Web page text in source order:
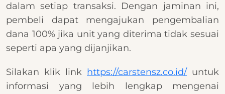
dalam setiap transaksi. Dengan jaminan ini,
pembeli dapat mengajukan pengembalian
dana 100% jika unit yang diterima tidak sesuai
seperti apa yang dijanjikan.
Silakan klik link https://carstensz.co.id/ untuk
informasi yang lebih lengkap mengenai